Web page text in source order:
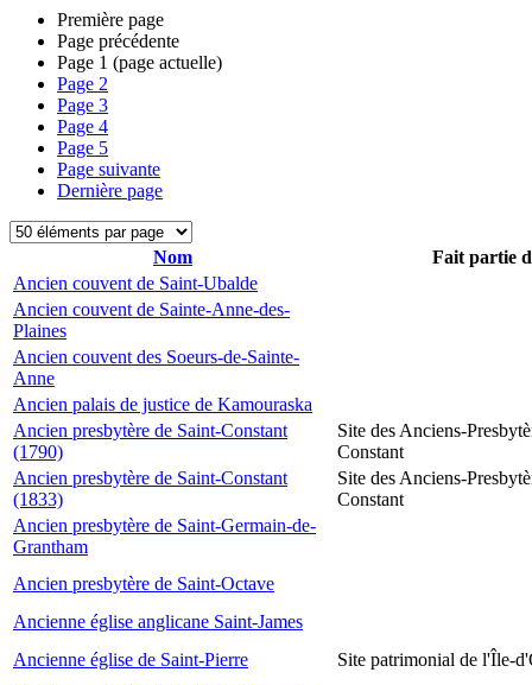
Première page
Page précédente
Page 1 (page actuelle)
Page 2
Page 3
Page 4
Page 5
Page suivante
Dernière page
Nom
Fait partie
Ancien couvent de Saint-Ubalde
Ancien couvent de Sainte-Anne-des-
Plaines
Ancien couvent des Soeurs-de-Sainte-
Anne
Ancien palais de justice de Kamouraska
Ancien presbytère de Saint-Constant
(1790)
Site des Anciens-
Constant
Ancien presbytère de Saint-Constant
(1833)
Site des Anciens-
Constant
Ancien presbytère de Saint-Germain-de-
Grantham
Ancien presbytère de Saint-Octave
Ancienne église anglicane Saint-James
Ancienne église de Saint-Pierre
Site patrimonial de l'Île-